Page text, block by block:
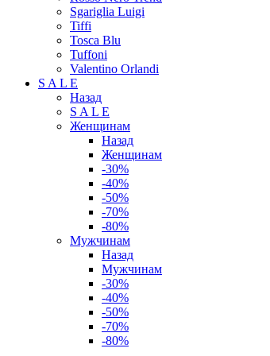
Sgariglia Luigi
Tiffi
Tosca Blu
Tuffoni
Valentino Orlandi
S A L E
Назад
S A L E
Женщинам
Назад
Женщинам
-30%
-40%
-50%
-70%
-80%
Мужчинам
Назад
Мужчинам
-30%
-40%
-50%
-70%
-80%